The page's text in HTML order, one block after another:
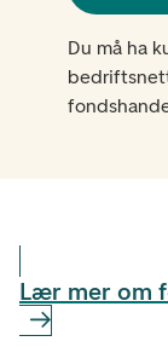
Du må ha
Lær mer om